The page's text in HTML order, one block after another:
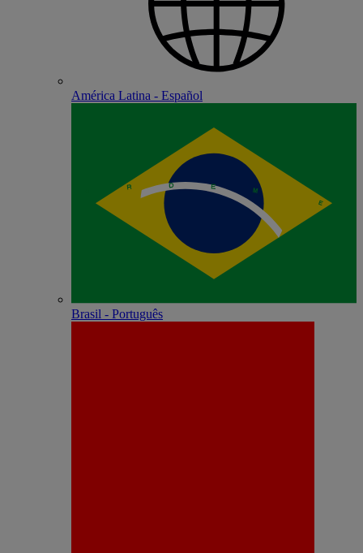
América Latina - Español
Brasil - Português